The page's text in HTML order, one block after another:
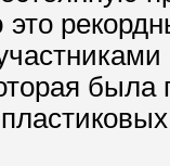
была